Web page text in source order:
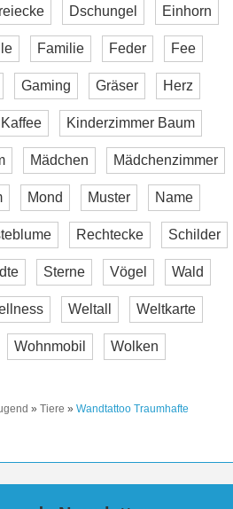
Dschungel Einhorn
Familie Feder Fee
Gaming Gräser Herz
Kaffee Kinderzimmer Baum
Mädchen Mädchenzimmer
Mond Muster Name
Rechtecke Schilder
Sterne Vögel Wald
Weltall Weltkarte
Wohnmobil Wolken
» Tiere » Wandtattoo Traumhafte